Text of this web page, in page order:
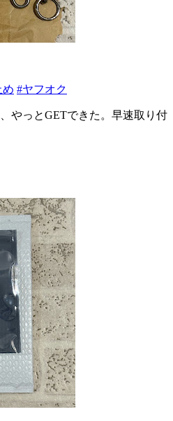
め #ヤフオク
やっとGETできた。早速取り付